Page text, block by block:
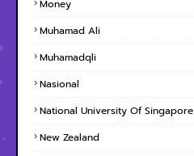
Money
Muhamad Ali
Muhamadqli
Nasional
National University Of Singapore
New Zealand